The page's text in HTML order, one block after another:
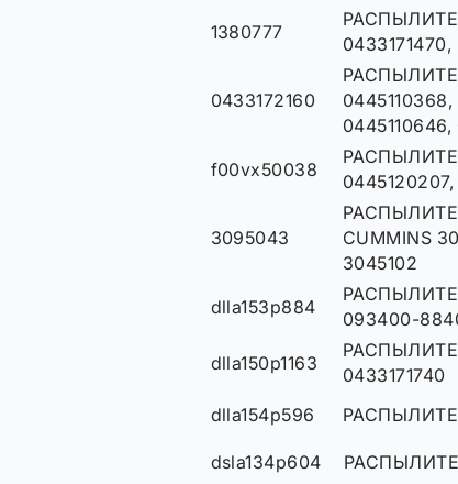
1380777
0433171470,
0433172160
0445110646,
f00vx50038
3095043
CUMMINS
3045102
dlla153p884
093400-
dlla150p1163
0433171740
dlla154p596
dsla134p604